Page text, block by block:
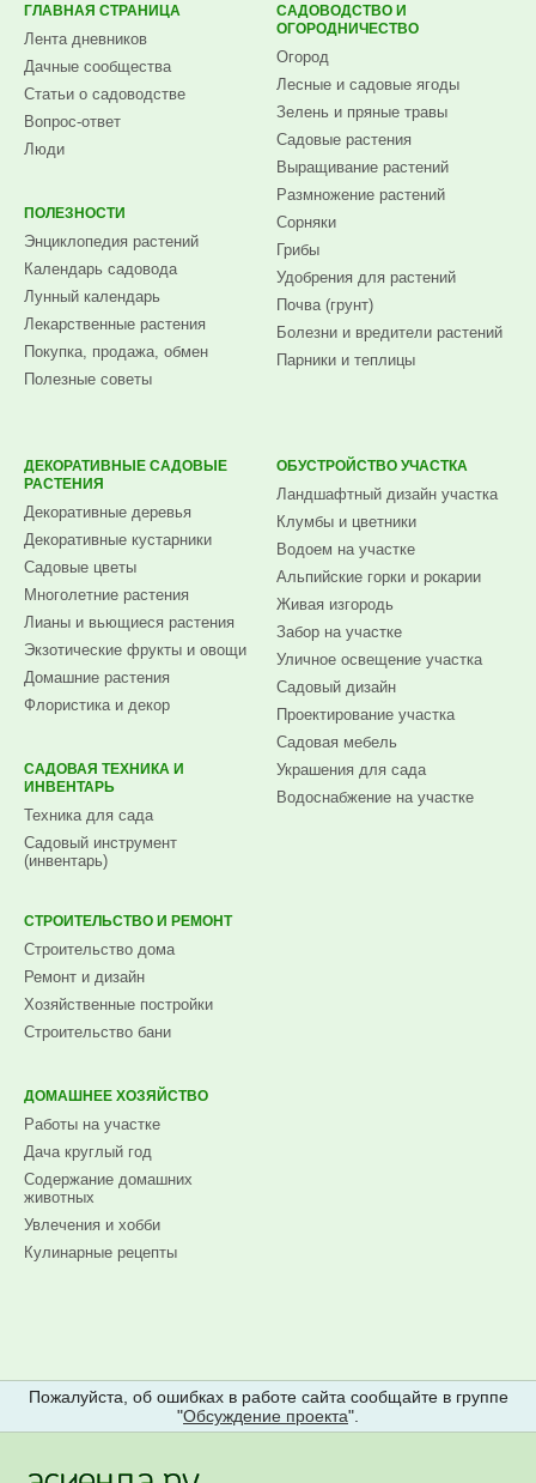
ГЛАВНАЯ СТРАНИЦА
Лента дневников
Дачные сообщества
Статьи о садоводстве
Вопрос-ответ
Люди
ПОЛЕЗНОСТИ
Энциклопедия растений
Календарь садовода
Лунный календарь
Лекарственные растения
Покупка, продажа, обмен
Полезные советы
САДОВОДСТВО И
ОГОРОДНИЧЕСТВО
Огород
Лесные и садовые ягоды
Зелень и пряные травы
Садовые растения
Выращивание растений
Размножение растений
Сорняки
Грибы
Удобрения для растений
Почва (грунт)
Болезни и вредители растений
Парники и теплицы
ДЕКОРАТИВНЫЕ САДОВЫЕ
РАСТЕНИЯ
Декоративные деревья
Декоративные кустарники
Садовые цветы
Многолетние растения
Лианы и вьющиеся растения
Экзотические фрукты и овощи
Домашние растения
Флористика и декор
САДОВАЯ ТЕХНИКА И
ИНВЕНТАРЬ
Техника для сада
Садовый инструмент
(инвентарь)
ОБУСТРОЙСТВО УЧАСТКА
Ландшафтный дизайн участка
Клумбы и цветники
Водоем на участке
Альпийские горки и рокарии
Живая изгородь
Забор на участке
Уличное освещение участка
Садовый дизайн
Проектирование участка
Садовая мебель
Украшения для сада
Водоснабжение на участке
СТРОИТЕЛЬСТВО И РЕМОНТ
Строительство дома
Ремонт и дизайн
Хозяйственные постройки
Строительство бани
ДОМАШНЕЕ ХОЗЯЙСТВО
Работы на участке
Дача круглый год
Содержание домашних
животных
Увлечения и хобби
Кулинарные рецепты
Пожалуйста, об ошибках в работе сайта сообщайте в группе
"Обсуждение проекта".